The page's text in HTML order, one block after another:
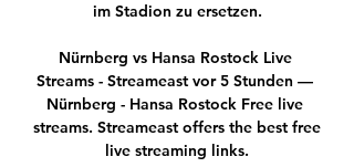
im Stadion zu ersetzen.
Nürnberg vs Hansa Rostock Live
Streams - Streameast vor 5 Stunden —
Nürnberg - Hansa Rostock Free live
streams. Streameast offers the best free
live streaming links.